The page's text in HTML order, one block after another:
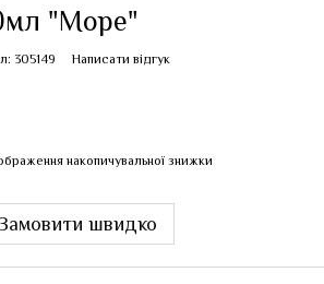
"Море"
305149 Написати відгук
накопичувальної знижки
швидко